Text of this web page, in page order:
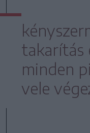
takarítás
minden
vele